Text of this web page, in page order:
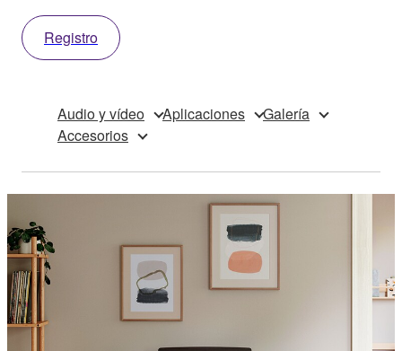
Registro
Audio y vídeo Aplicaciones
Galería
Accesorios